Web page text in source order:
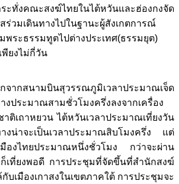
งคณะสงฆ์ไทยในไต้หวันและฮ่องกงจัด
วมเดินทางไปในฐานะผู้สังเกตการณ์
พระธรรมทูตไปต่างประเทศ(ธรรมยุต)
พียงไม่กี่วัน
จากสนามบินสุวรรณภูมิเวลาประมาณเจ็ด
งประมาณสามชั่วโมงครึ่งลงจากเครื่อง
ติเถาหยวน ไต้หวันเวลาประมาณเที่ยงวัน
างน่าจะเป็นเวลาประมาณสิบโมงครึ่ง แต่
เมืองไทยประมาณหนึ่งชั่วโมง กว่าจะผ่าน
ก็เที่ยงพอดี การประชุมที่จัดขึ้นที่สำนักสงฆ์
บเมืองเกาสงในเขตภาคใต้ การประชุมจะ